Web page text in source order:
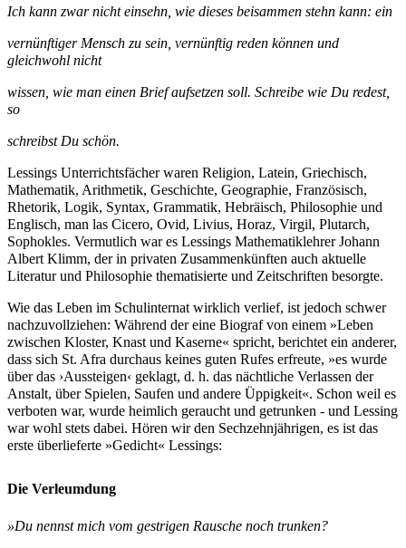
Ich kann zwar nicht einsehn, wie dieses beisammen stehn kann: ein
vernünftiger Mensch zu sein, vernünftig reden können und
gleichwohl nicht
wissen, wie man einen Brief aufsetzen soll. Schreibe wie Du redest,
so
schreibst Du schön.
Lessings Unterrichtsfächer waren Religion, Latein, Griechisch,
Mathematik, Arithmetik, Geschichte, Geographie, Französisch,
Rhetorik, Logik, Syntax, Grammatik, Hebräisch, Philosophie und
Englisch, man las Cicero, Ovid, Livius, Horaz, Virgil, Plutarch,
Sophokles. Vermutlich war es Lessings Mathematiklehrer Johann
Albert Klimm, der in privaten Zusammenkünften auch aktuelle
Literatur und Philosophie thematisierte und Zeitschriften besorgte.
Wie das Leben im Schulinternat wirklich verlief, ist jedoch schwer
nachzuvollziehen: Während der eine Biograf von einem »Leben
zwischen Kloster, Knast und Kaserne« spricht, berichtet ein anderer,
dass sich St. Afra durchaus keines guten Rufes erfreute, »es wurde
über das ›Aussteigen‹ geklagt, d. h. das nächtliche Verlassen der
Anstalt, über Spielen, Saufen und andere Üppigkeit«. Schon weil es
verboten war, wurde heimlich geraucht und getrunken - und Lessing
war wohl stets dabei. Hören wir den Sechzehnjährigen, es ist das
erste überlieferte »Gedicht« Lessings:
Die Verleumdung
»Du nennst mich vom gestrigen Rausche noch trunken?